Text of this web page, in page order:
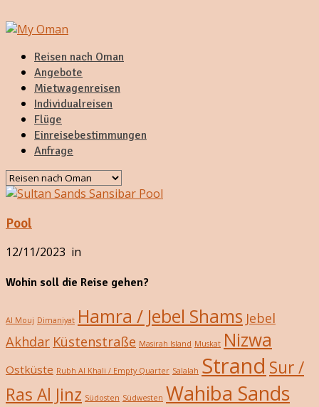
Reisen nach Oman
Angebote
Mietwagenreisen
Individualreisen
Flüge
Einreisebestimmungen
Anfrage
Pool
12/11/2023 in
Wohin soll die Reise gehen?
Al Mouj Dimaniyat Hamra / Jebel Shams Jebel
Akhdar Küstenstraße Masirah Island Muskat Nizwa
Ostküste Rubh Al Khali / Empty Quarter Salalah Strand Sur /
Ras Al Jinz Südosten Südwesten Wahiba Sands